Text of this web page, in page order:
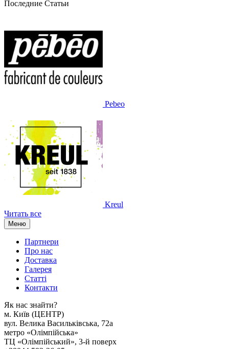
Последние Статьи
Pebeo
Kreul
Читать все
Меню
Партнери
Про нас
Доставка
Галерея
Статтi
Контакти
Як наc знайти?
м. Киïв (ЦЕНТР)
вул. Велика Васильківська, 72а
метро «Олімпійська»
ТЦ «Олімпійський», 3-й поверх